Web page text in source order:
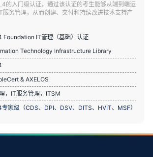
的入门级认证，通过该认证的考生能够从端到端运
服务管理，从而创建、交付和持续改进技术支持产
Foundation IT管理（基础）认证
Technology Infrastructure Library
& AXELOS
，IT服务管理，ITSM
专家级（CDS、DPI、DSV、DITS、HVIT、MSF）